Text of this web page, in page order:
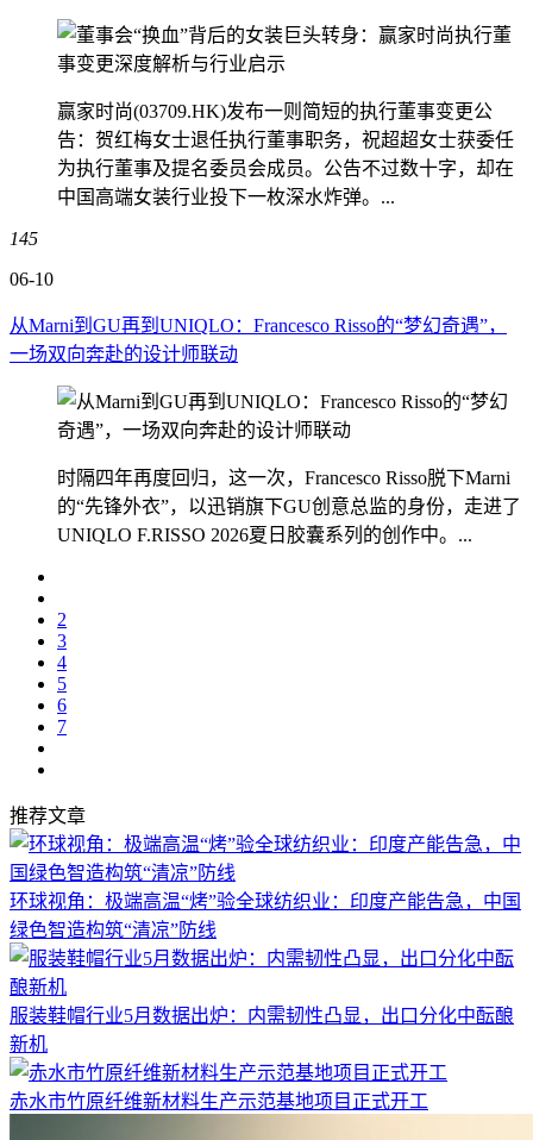
赢家时尚(03709.HK)发布一则简短的执行董事变更公
告：贺红梅女士退任执行董事职务，祝超超女士获委任
为执行董事及提名委员会成员。公告不过数十字，却在
中国高端女装行业投下一枚深水炸弹。...
145
06-10
从Marni到GU再到UNIQLO：Francesco Risso的“梦幻奇遇”，
一场双向奔赴的设计师联动
时隔四年再度回归，这一次，Francesco Risso脱下Marni
的“先锋外衣”，以迅销旗下GU创意总监的身份，走进了
UNIQLO F.RISSO 2026夏日胶囊系列的创作中。...
2
3
4
5
6
7
推荐文章
环球视角：极端高温“烤”验全球纺织业：印度产能告急，中国
绿色智造构筑“清凉”防线
服装鞋帽行业5月数据出炉：内需韧性凸显，出口分化中酝酿
新机
赤水市竹原纤维新材料生产示范基地项目正式开工